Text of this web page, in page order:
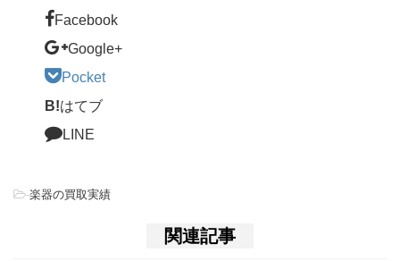
Facebook
Google+
Pocket
B!はてブ
LINE
-楽器の買取実績
関連記事